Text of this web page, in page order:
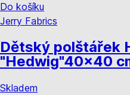
Do košíku
Jerry Fabrics
Dětský polštářek
"Hedwig"40x40
Skladem